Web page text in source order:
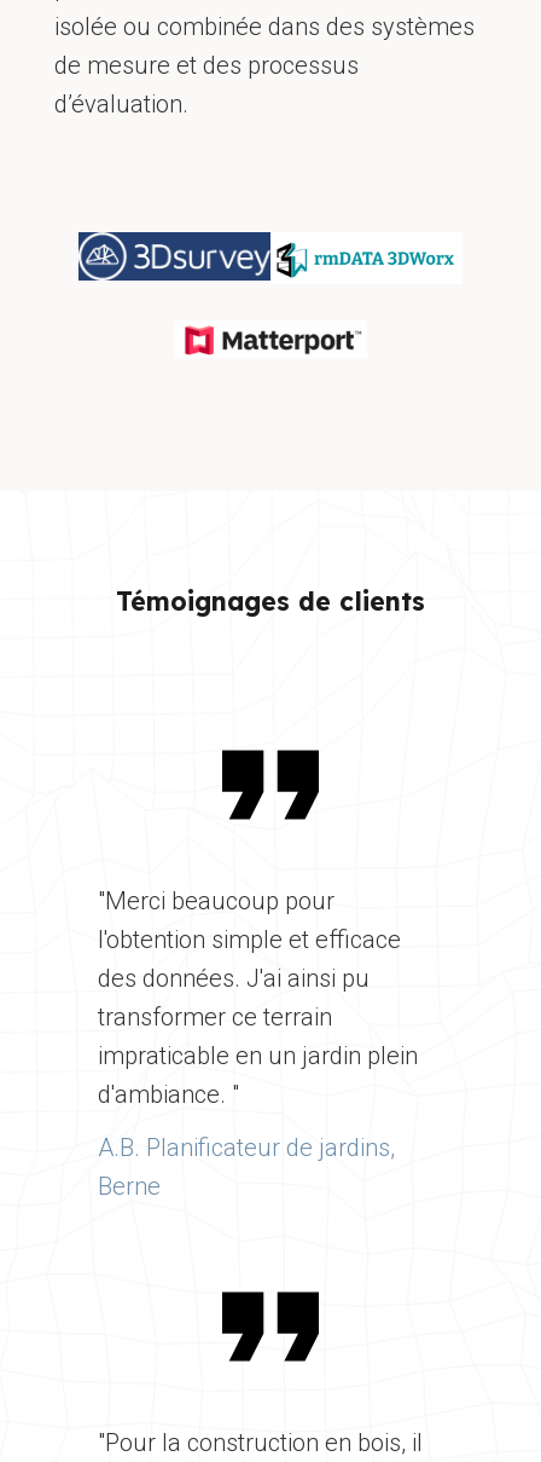
isolée ou combinée dans des systèmes
de mesure et des processus
d’évaluation.
Témoignages de clients
"Merci beaucoup pour
l'obtention simple et efficace
des données. J'ai ainsi pu
transformer ce terrain
impraticable en un jardin plein
d'ambiance. "
A.B. Planificateur de jardins,
Berne
"Pour la construction en bois, il